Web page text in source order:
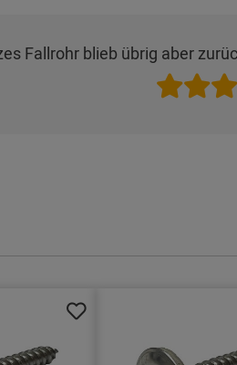
Fallrohr blieb übrig aber